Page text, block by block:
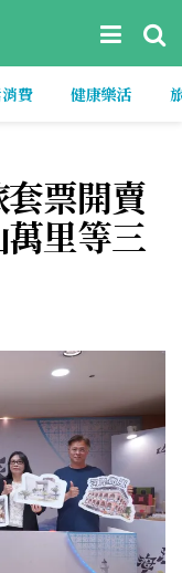
費 健康樂活
票開賣
里等三